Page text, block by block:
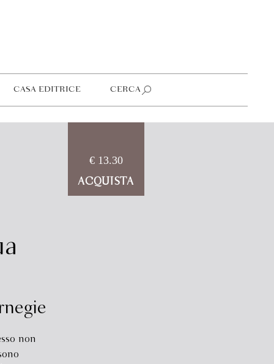
CASA EDITRICE CERCA
non
€ 13.30
ACQUISTA